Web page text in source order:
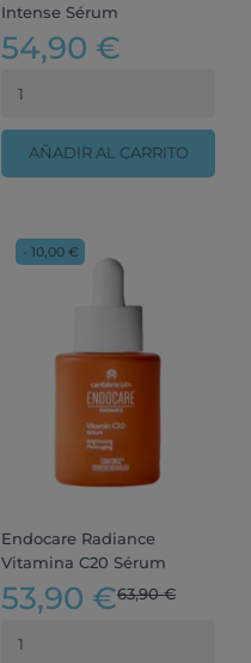
Intense Sérum
54,90 €
AÑADIR AL CARRITO
Endocare Radiance
Vitamina C20 Sérum
53,90 €63,90 €
- 10,00 €